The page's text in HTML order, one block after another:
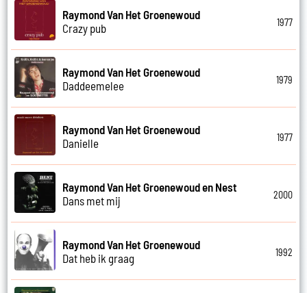
Raymond Van Het Groenewoud
Crazy pub
1977
Raymond Van Het Groenewoud
Daddeemelee
1979
Raymond Van Het Groenewoud
Danielle
1977
Raymond Van Het Groenewoud en Nest
Dans met mij
2000
Raymond Van Het Groenewoud
Dat heb ik graag
1992